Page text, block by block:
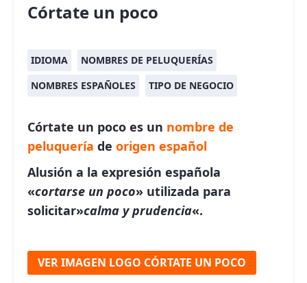
Córtate un poco
IDIOMA
NOMBRES DE PELUQUERÍAS
NOMBRES ESPAÑOLES
TIPO DE NEGOCIO
Córtate un poco es un nombre de
peluquería de origen español
Alusión a la expresión española
«cortarse un poco» utilizada para
solicitar»calma y prudencia«.
VER IMAGEN LOGO CÓRTATE UN POCO